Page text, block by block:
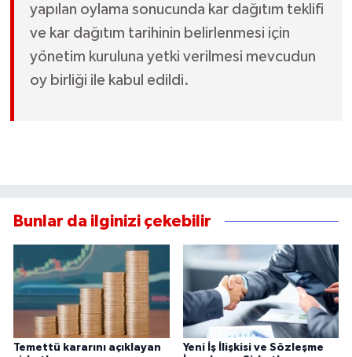
yapılan oylama sonucunda kar dağıtım teklifi
ve kar dağıtım tarihinin belirlenmesi için
yönetim kuruluna yetki verilmesi mevcudun
oy birliği ile kabul edildi.
Bunlar da ilginizi çekebilir
Temettü kararını açıklayan
Yeni İş İlişkisi ve Sözleşme